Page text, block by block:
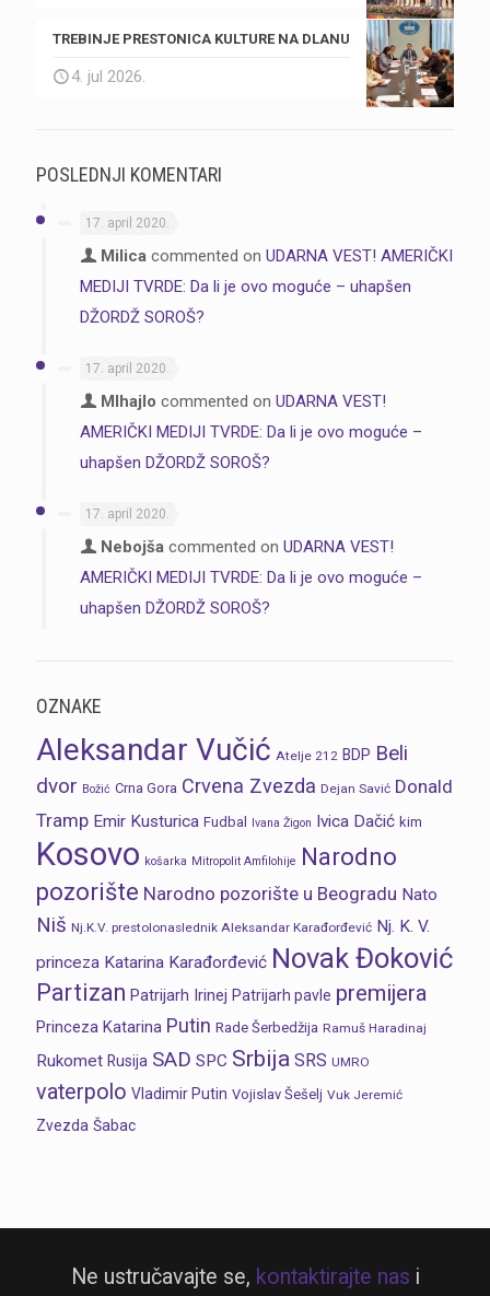
TREBINJE PRESTONICA KULTURE NA DLANU
4. jul 2026.
POSLEDNJI KOMENTARI
17. april 2020.
Milica commented on UDARNA VEST! AMERIČKI
MEDIJI TVRDE: Da li je ovo moguće – uhapšen
DŽORDŽ SOROŠ?
17. april 2020.
MIhajlo commented on UDARNA VEST!
AMERIČKI MEDIJI TVRDE: Da li je ovo moguće –
uhapšen DŽORDŽ SOROŠ?
17. april 2020.
Nebojša commented on UDARNA VEST!
AMERIČKI MEDIJI TVRDE: Da li je ovo moguće –
uhapšen DŽORDŽ SOROŠ?
OZNAKE
Aleksandar Vučić Atelje 212 BDP Beli
dvor Božić Crna Gora Crvena Zvezda Dejan Savić Donald
Tramp Emir Kusturica Fudbal Ivana Žigon Ivica Dačić kim
Kosovo košarka Mitropolit Amfilohije
Narodno
pozorište Narodno pozorište u Beogradu Nato
Niš Nj.K.V. prestolonaslednik Aleksandar Karađorđević Nj. K. V.
princeza Katarina Karađorđević Novak Đoković
Partizan Patrijarh Irinej Patrijarh pavle premijera
Princeza Katarina Putin Rade Šerbedžija Ramuš Haradinaj
Rukomet Rusija SAD SPC Srbija SRS UMRO
vaterpolo Vladimir Putin Vojislav Šešelj Vuk Jeremić
Zvezda Šabac
Ne ustručavajte se, kontaktirajte nas i